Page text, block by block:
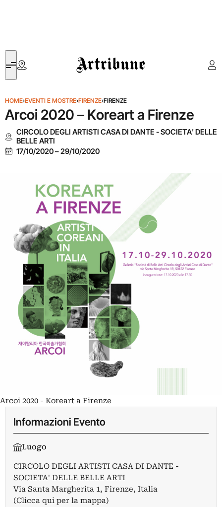
Artribune
HOME›EVENTI E MOSTRE›FIRENZE›FIRENZE
Arcoi 2020 – Koreart a Firenze
CIRCOLO DEGLI ARTISTI CASA DI DANTE - SOCIETA' DELLE
BELLE ARTI
17/10/2020–29/10/2020
Arcoi 2020 - Koreart a Firenze
Informazioni Evento
Luogo
CIRCOLO DEGLI ARTISTI CASA DI DANTE -
SOCIETA' DELLE BELLE ARTI
Via Santa Margherita 1, Firenze, Italia
(Clicca qui per la mappa)